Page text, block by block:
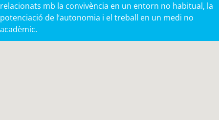
relacionats mb la convivència en un entorn no habitual, la
potenciació de l’autonomia i el treball en un medi no
acadèmic.